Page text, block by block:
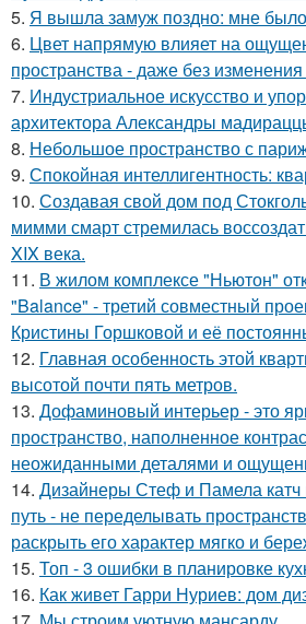
5. Я вышла замуж поздно: мне
6. Цвет напрямую влияет на
пространства - даже без
7. Индустриальное искусство и
архитектора Александры
8. Небольшое пространство с
9. Спокойная интеллигентность:
10. Создавая свой дом под
мимми смарт стремилась
XIX века.
11. В жилом комплексе "Ньютон"
"Balance" - третий совместный
Кристины Горшковой и её
12. Главная особенность этой
высотой почти пять метров.
13. Дофаминовый интерьер - это
пространство, наполненное
неожиданными деталями и
14. Дизайнеры Стеф и Памела
путь - не переделывать
раскрыть его характер мягко и
15. Топ - 3 ошибки в планировке
16. Как живет Гарри Нуриев: дом